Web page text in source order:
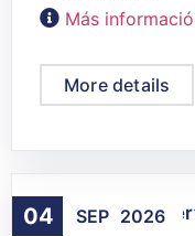
Más
More details
04 SEP 2026
Agenda La